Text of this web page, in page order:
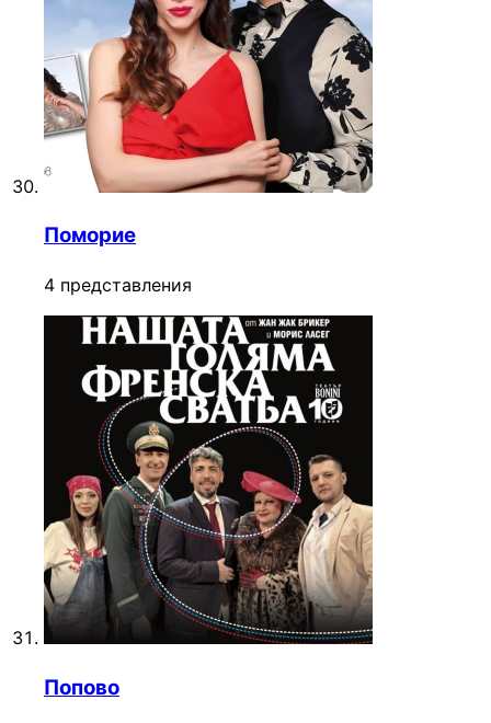
Поморие
4 представления
Попово